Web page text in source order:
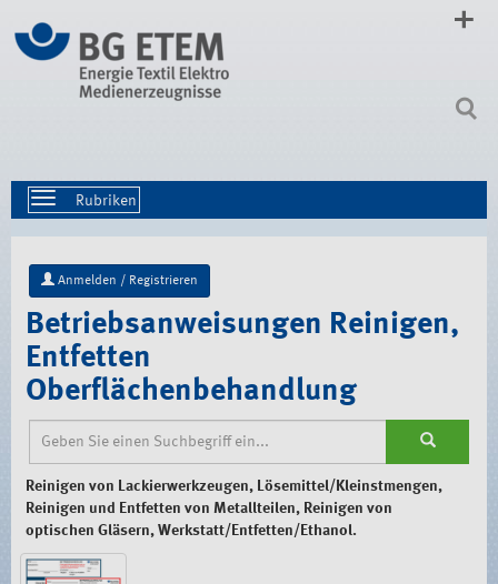
zum
Inhalt
Toggle
navigation
Anmelden / Registrieren
Betriebsanweisungen Reinigen,
Entfetten
Oberflächenbehandlung
Reinigen von Lackierwerkzeugen, Lösemittel/Kleinstmengen,
Reinigen und Entfetten von Metallteilen, Reinigen von
optischen Gläsern, Werkstatt/Entfetten/Ethanol.